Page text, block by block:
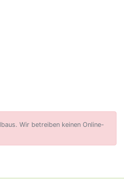
Wir betreiben keinen Online-